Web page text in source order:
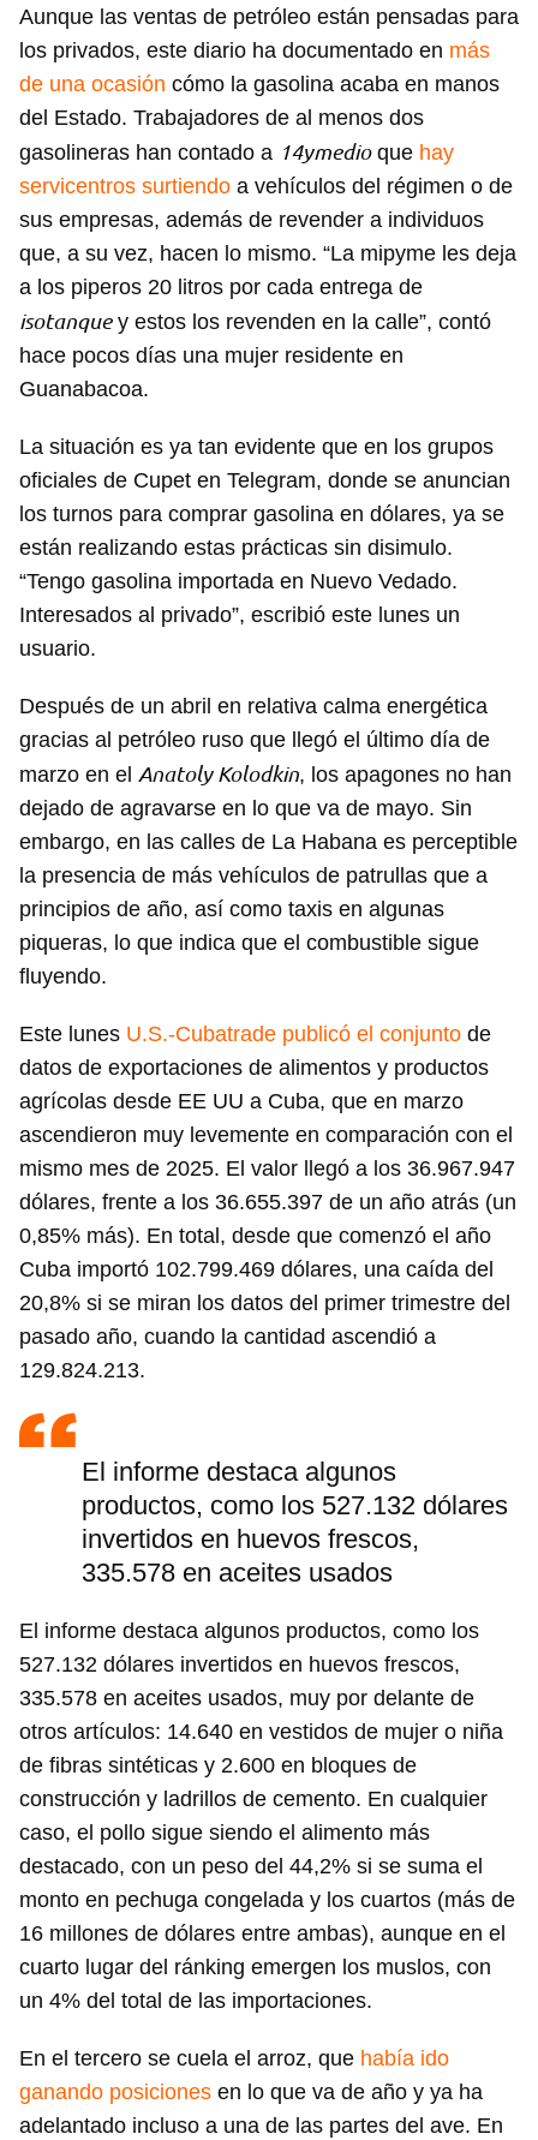
Guardar como favorito
Para poder guardar como favorito, primero has de
iniciar sesión con tu cuenta de 14ymedio.
INICIAR SESIÓN CANCELAR
Aunque las ventas de petróleo están pensadas para
los privados, este diario ha documentado en más
de una ocasión cómo la gasolina acaba en manos
del Estado. Trabajadores de al menos dos
gasolineras han contado a 14ymedioque hay
servicentros surtiendo a vehículos del régimen o de
sus empresas, además de revender a individuos
que, a su vez, hacen lo mismo. “La mipyme les deja
a los piperos 20 litros por cada entrega de
isotanquey estos los revenden en la calle”, contó
hace pocos días una mujer residente en
Guanabacoa.
La situación es ya tan evidente que en los grupos
oficiales de Cupet en Telegram, donde se anuncian
los turnos para comprar gasolina en dólares, ya se
están realizando estas prácticas sin disimulo.
“Tengo gasolina importada en Nuevo Vedado.
Interesados al privado”, escribió este lunes un
usuario.
Después de un abril en relativa calma energética
gracias al petróleo ruso que llegó el último día de
marzo en el Anatoly Kolodkin, los apagones no han
dejado de agravarse en lo que va de mayo. Sin
embargo, en las calles de La Habana es perceptible
la presencia de más vehículos de patrullas que a
principios de año, así como taxis en algunas
piqueras, lo que indica que el combustible sigue
fluyendo.
Este lunes U.S.-Cubatrade publicó el conjunto de
datos de exportaciones de alimentos y productos
agrícolas desde EE UU a Cuba, que en marzo
ascendieron muy levemente en comparación con el
mismo mes de 2025. El valor llegó a los 36.967.947
dólares, frente a los 36.655.397 de un año atrás (un
0,85% más). En total, desde que comenzó el año
Cuba importó 102.799.469 dólares, una caída del
20,8% si se miran los datos del primer trimestre del
pasado año, cuando la cantidad ascendió a
129.824.213.
El informe destaca algunos
productos, como los 527.132 dólares
invertidos en huevos frescos,
335.578 en aceites usados
El informe destaca algunos productos, como los
527.132 dólares invertidos en huevos frescos,
335.578 en aceites usados, muy por delante de
otros artículos: 14.640 en vestidos de mujer o niña
de fibras sintéticas y 2.600 en bloques de
construcción y ladrillos de cemento. En cualquier
caso, el pollo sigue siendo el alimento más
destacado, con un peso del 44,2% si se suma el
monto en pechuga congelada y los cuartos (más de
16 millones de dólares entre ambas), aunque en el
cuarto lugar del ránking emergen los muslos, con
un 4% del total de las importaciones.
En el tercero se cuela el arroz, que había ido
ganando posiciones en lo que va de año y ya ha
adelantado incluso a una de las partes del ave. En